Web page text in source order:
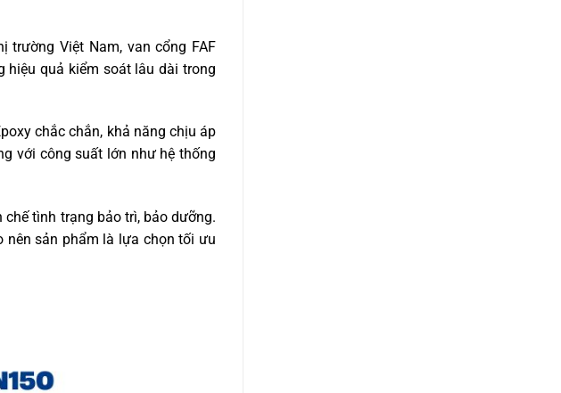
Việt Nam, van cổng FAF
hiệu quả kiểm soát lâu dài trong
chắc chắn, khả năng chịu áp
với công suất lớn như hệ thống
tình trạng bảo trì, bảo dưỡng.
nên sản phẩm là lựa chọn tối ưu